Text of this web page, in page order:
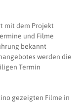
mit dem Projekt
und Filme
bekannt
werden die
Termin
gezeigten Filme in